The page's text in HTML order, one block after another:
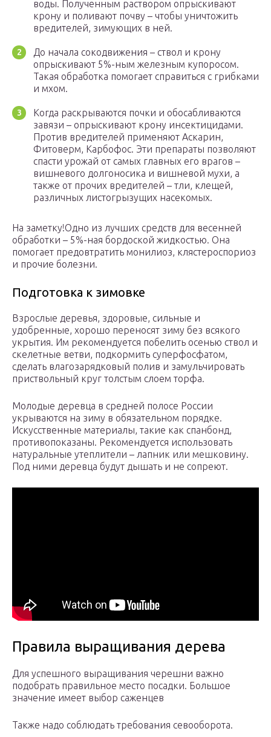
воды. Полученным раствором опрыскивают
крону и поливают почву – чтобы уничтожить
вредителей, зимующих в ней.
До начала сокодвижения – ствол и крону
опрыскивают 5%-ным железным купоросом.
Такая обработка помогает справиться с грибками
и мхом.
Когда раскрываются почки и обосабливаются
завязи – опрыскивают крону инсектицидами.
Против вредителей применяют Аскарин,
Фитоверм, Карбофос. Эти препараты позволяют
спасти урожай от самых главных его врагов –
вишневого долгоносика и вишневой мухи, а
также от прочих вредителей – тли, клещей,
различных листогрызущих насекомых.
На заметку!Одно из лучших средств для весенней
обработки – 5%-ная бордоской жидкостью. Она
помогает предовтратить монилиоз, клястероспориоз
и прочие болезни.
Подготовка к зимовке
Взрослые деревья, здоровые, сильные и
удобренные, хорошо переносят зиму без всякого
укрытия. Им рекомендуется побелить осенью ствол и
скелетные ветви, подкормить суперфосфатом,
сделать влагозарядковый полив и замульчировать
приствольный круг толстым слоем торфа.
Молодые деревца в средней полосе России
укрываются на зиму в обязательном порядке.
Искусственные материалы, такие как спанбонд,
противопоказаны. Рекомендуется использовать
натуральные утеплители – лапник или мешковину.
Под ними деревца будут дышать и не сопреют.
Правила выращивания дерева
Для успешного выращивания черешни важно
подобрать правильное место посадки. Большое
значение имеет выбор саженцев
Также надо соблюдать требования севооборота.